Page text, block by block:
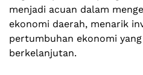
menjadi acuan dalam
ekonomi daerah, menarik
pertumbuhan ekonomi
berkelanjutan.